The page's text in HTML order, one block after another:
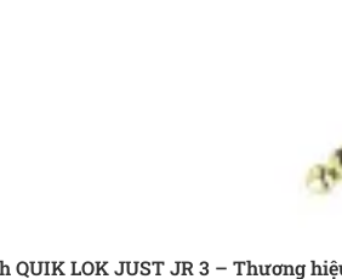
QUIK LOK JUST JR 3 – Thương